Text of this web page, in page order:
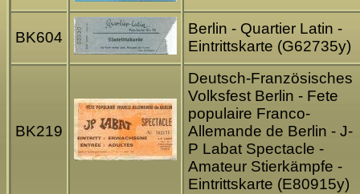
BK604
Berlin - Quartier Latin -
Eintrittskarte (G62735y)
BK219
Deutsch-Französisches
Volksfest Berlin - Fete
populaire Franco-
Allemande de Berlin - J-
P Labat Spectacle -
Amateur Stierkämpfe -
Eintrittskarte (E80915y)